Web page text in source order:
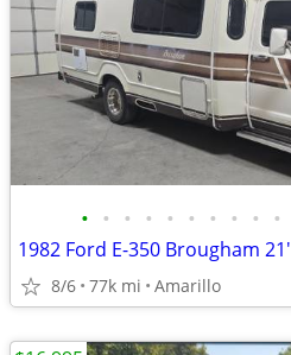
• • • • • • • • • •
1982 Ford E-350 Brougham 21'
8/6 77k mi Amarillo